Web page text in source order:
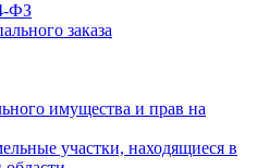
ФЗ
заказа
имущества и прав на
участки, находящиеся в